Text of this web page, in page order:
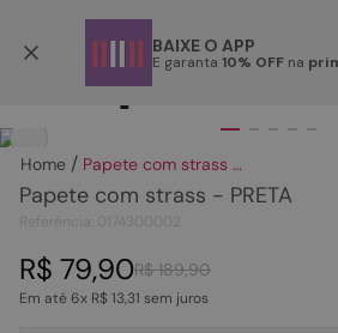
BAIXE O APP
E garanta 10% OFF na
Papete com strass - PRETA
Papete com strass - PRETA
R$ 189,90
R$ 79,90
Em até6x R$13,31 sem juros
2º
tenis
4º
rasteira
5º
sandalia